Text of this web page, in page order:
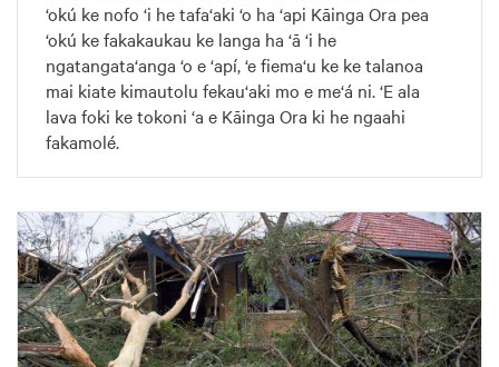
‘okú ke nofo ‘i he tafa‘aki ‘o ha ‘api Kāinga Ora pea
‘okú ke fakakaukau ke langa ha ‘ā ‘i he
ngatangata‘anga ‘o e ‘apí, ‘e fiema‘u ke ke talanoa
mai kiate kimautolu fekau‘aki mo e me‘á ni. ‘E ala
lava foki ke tokoni ‘a e Kāinga Ora ki he ngaahi
fakamolé.